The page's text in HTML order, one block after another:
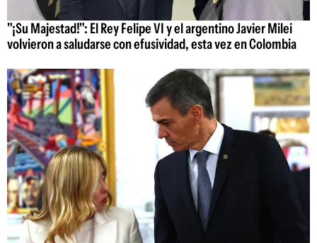
"¡Su Majestad!": El Rey Felipe VI y el argentino Javier Milei
volvieron a saludarse con efusividad, esta vez en Colombia